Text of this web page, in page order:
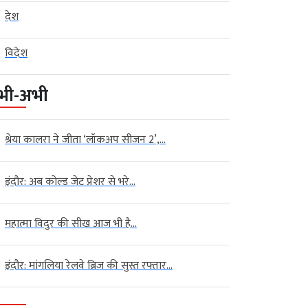
मध्‍यप्रदेश
अब तक सामान्य से 18% कम...
06, 2026 AGNIBAN
। मध्य प्रदेश (Madhya Pradesh)
MP: इंदौर में लोगों की जान से
खिलवाड़…....
देश
विदेश
अभी
श्रेया कालरा ने जीता ‘लॉकअप सीजन 2’,...
इंदौर: अब कोल्ड जेट प्रेशर से भरे...
महात्मा विदुर की सीख आज भी है...
इंदौर: मांगलिया रेलवे ब्रिज की सुस्त रफ्तार...